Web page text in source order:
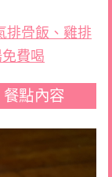
排骨飯、雞排
費喝
點內容